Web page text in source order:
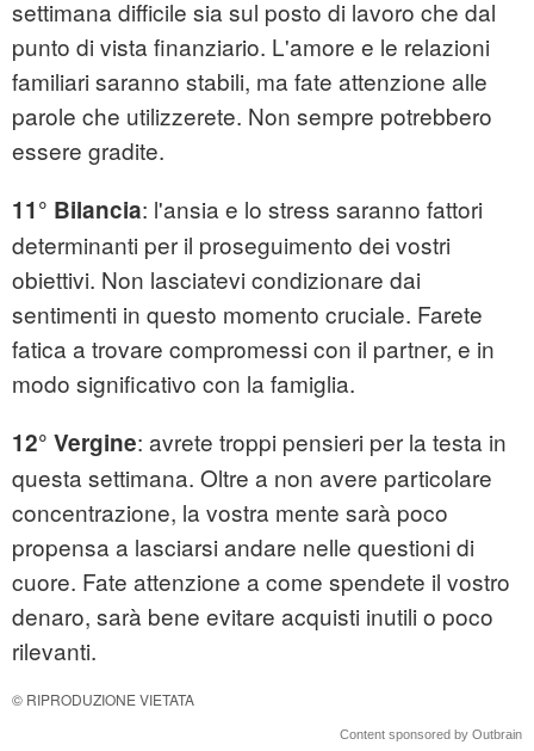
settimana difficile sia sul posto di lavoro che dal
punto di vista finanziario. L'amore e le relazioni
familiari saranno stabili, ma fate attenzione alle
parole che utilizzerete. Non sempre potrebbero
essere gradite.
11° Bilancia: l'ansia e lo stress saranno fattori
determinanti per il proseguimento dei vostri
obiettivi. Non lasciatevi condizionare dai
sentimenti in questo momento cruciale. Farete
fatica a trovare compromessi con il partner, e in
modo significativo con la famiglia.
12° Vergine: avrete troppi pensieri per la testa in
questa settimana. Oltre a non avere particolare
concentrazione, la vostra mente sarà poco
propensa a lasciarsi andare nelle questioni di
cuore. Fate attenzione a come spendete il vostro
denaro, sarà bene evitare acquisti inutili o poco
rilevanti.
© RIPRODUZIONE VIETATA
Content sponsored by Outbrain